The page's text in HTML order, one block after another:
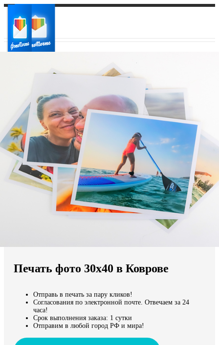
Ваш регион доставки
Выберите из списка:
Мы доставляем по всему миру
Продолжить без города
Печать фото 30х40 в Коврове
Отправь в печать за пару кликов!
Согласования по электронной почте. Отвечаем за 24
часа!
Срок выполнения заказа: 1 сутки
Отправим в любой город РФ и мира!